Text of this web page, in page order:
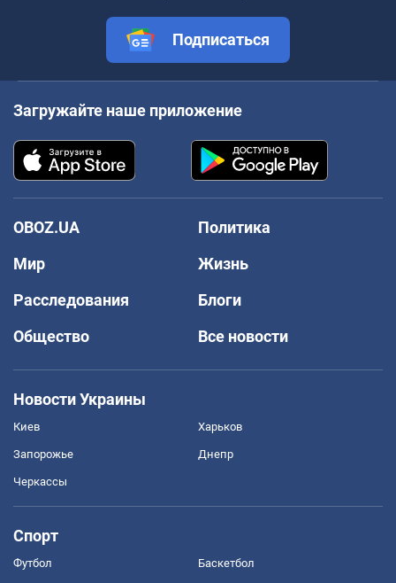
Подписаться
Загружайте наше приложение
OBOZ.UA
Политика
Мир
Жизнь
Расследования
Блоги
Общество
Все новости
Новости Украины
Киев Харьков
Запорожье Днепр
Черкассы
Спорт
Футбол Баскетбол